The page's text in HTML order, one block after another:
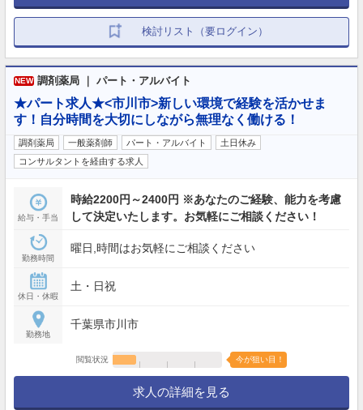
検討リスト（要ログイン）
NEW 調剤薬局 ｜ パート・アルバイト
★パート求人★<市川市>新しい環境で経験を活かせま
す！自分時間を大切にしながら無理なく働ける！
調剤薬局 一般薬剤師 パート・アルバイト
土日休み
コンサルタントを経由する求人
給与・手当
時給2200円～2400円 ※あなたのご経験、能力を考慮
して決定いたします。お気軽にご相談ください！
勤務時間
曜日,時間はお気軽にご相談ください
休日・休暇
土・日祝
勤務地
千葉県市川市
閲覧状況 今が狙い目！
求人の詳細を見る